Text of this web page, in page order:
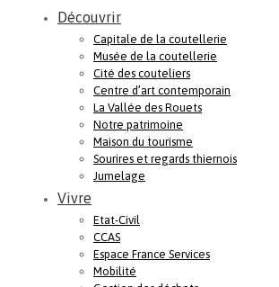
Découvrir
Capitale de la coutellerie
Musée de la coutellerie
Cité des couteliers
Centre d’art contemporain
La Vallée des Rouets
Notre patrimoine
Maison du tourisme
Sourires et regards thiernois
Jumelage
Vivre
Etat-Civil
CCAS
Espace France Services
Mobilité